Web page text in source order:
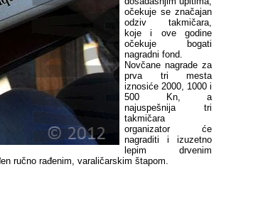
očekuje se značajan
odziv takmičara,
koje i ove godine
očekuje bogati
nagradni fond.
Novčane nagrade za
prva tri mesta
iznosiće 2000, 1000 i
500 Kn, a
najuspešnija tri
takmičara
organizator će
nagraditi i izuzetno
lepim drvenim
ručno rađenim, varaličarskim štapom.